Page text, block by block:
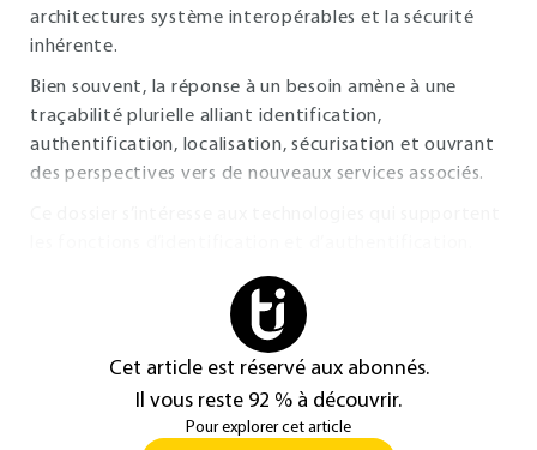
architectures système interopérables et la sécurité
inhérente.
Bien souvent, la réponse à un besoin amène à une
traçabilité plurielle alliant identification,
authentification, localisation, sécurisation et ouvrant
des perspectives vers de nouveaux services associés.
Cet article est réservé aux abonnés.
Il vous reste 92 % à découvrir.
Pour explorer cet article